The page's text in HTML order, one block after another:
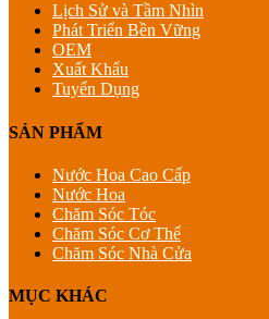
Lịch Sử và Tầm Nhìn
Phát Triển Bền Vững
OEM
Xuất Khẩu
Tuyển Dụng
SẢN PHẨM
Nước Hoa Cao Cấp
Nước Hoa
Chăm Sóc Tóc
Chăm Sóc Cơ Thể
Chăm Sóc Nhà Cửa
MỤC KHÁC